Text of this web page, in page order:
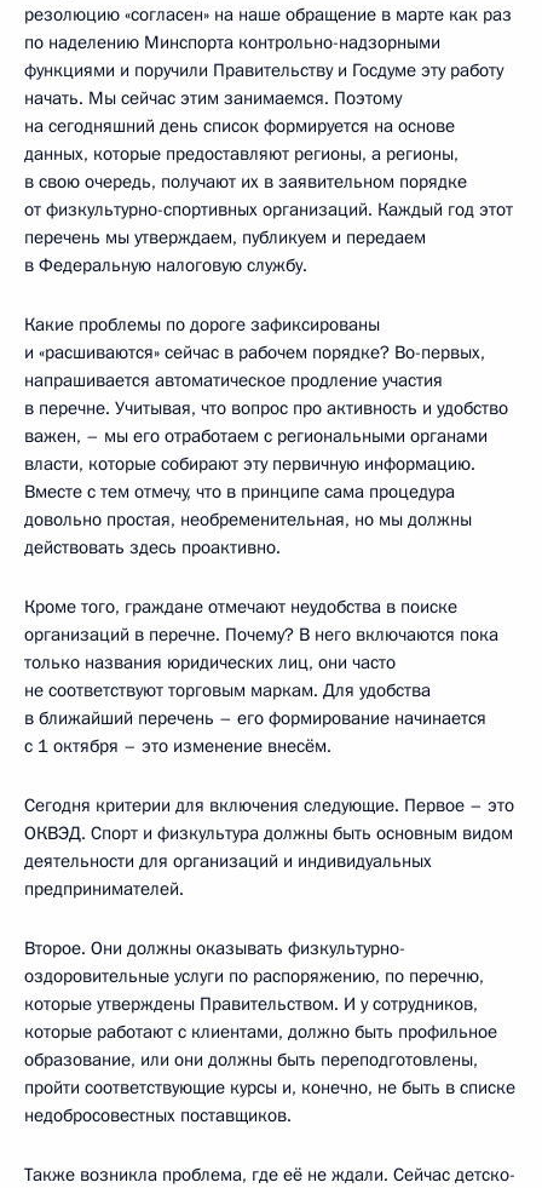
резолюцию «согласен» на наше обращение в марте как раз
по наделению Минспорта контрольно-надзорными
функциями и поручили Правительству и Госдуме эту работу
начать. Мы сейчас этим занимаемся. Поэтому
на сегодняшний день список формируется на основе
данных, которые предоставляют регионы, а регионы,
в свою очередь, получают их в заявительном порядке
от физкультурно-спортивных организаций. Каждый год этот
перечень мы утверждаем, публикуем и передаем
в Федеральную налоговую службу.
Какие проблемы по дороге зафиксированы
и «расшиваются» сейчас в рабочем порядке? Во-первых,
напрашивается автоматическое продление участия
в перечне. Учитывая, что вопрос про активность и удобство
важен, – мы его отработаем с региональными органами
власти, которые собирают эту первичную информацию.
Вместе с тем отмечу, что в принципе сама процедура
довольно простая, необременительная, но мы должны
действовать здесь проактивно.
Кроме того, граждане отмечают неудобства в поиске
организаций в перечне. Почему? В него включаются пока
только названия юридических лиц, они часто
не соответствуют торговым маркам. Для удобства
в ближайший перечень – его формирование начинается
с 1 октября – это изменение внесём.
Сегодня критерии для включения следующие. Первое – это
ОКВЭД. Спорт и физкультура должны быть основным видом
деятельности для организаций и индивидуальных
предпринимателей.
Второе. Они должны оказывать физкультурно-
оздоровительные услуги по распоряжению, по перечню,
которые утверждены Правительством. И у сотрудников,
которые работают с клиентами, должно быть профильное
образование, или они должны быть переподготовлены,
пройти соответствующие курсы и, конечно, не быть в списке
недобросовестных поставщиков.
Также возникла проблема, где её не ждали. Сейчас детско-